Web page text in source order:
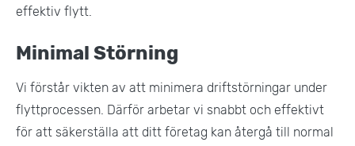
effektiv flytt​.
Minimal Störning
Vi förstår vikten av att minimera driftstörningar under
flyttprocessen. Därför arbetar vi snabbt och effektivt
för att säkerställa att ditt företag kan återgå till normal